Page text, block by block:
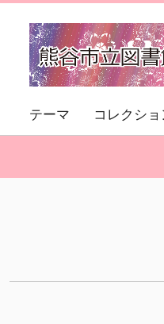
テーマ コレクショ